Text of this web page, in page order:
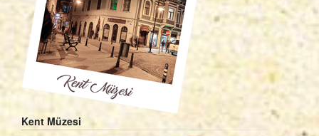
Kent Müzesi